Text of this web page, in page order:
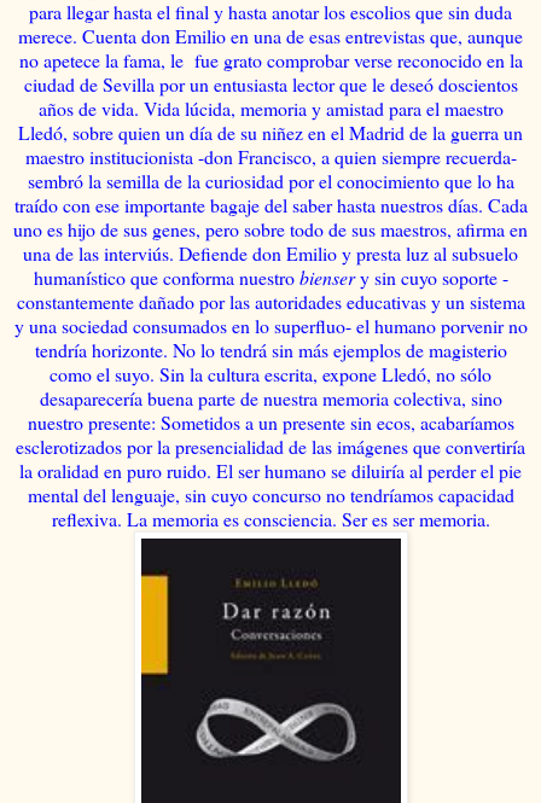
para llegar hasta el final y hasta anotar los escolios que sin duda
merece. Cuenta don Emilio en una de esas entrevistas que, aunque
no apetece la fama, le fue grato comprobar verse reconocido en la
ciudad de Sevilla por un entusiasta lector que le deseó doscientos
años de vida. Vida lúcida, memoria y amistad para el maestro
Lledó, sobre quien un día de su niñez en el Madrid de la guerra un
maestro institucionista -don Francisco, a quien siempre recuerda-
sembró la semilla de la curiosidad por el conocimiento que lo ha
traído con ese importante bagaje del saber hasta nuestros días. Cada
uno es hijo de sus genes, pero sobre todo de sus maestros, afirma en
una de las interviús. Defiende don Emilio y presta luz al subsuelo
humanístico que conforma nuestrobiensery sin cuyo soporte -
constantemente dañado por las autoridades educativas y un sistema
y una sociedad consumados en lo superfluo- el humano porvenir no
tendría horizonte. No lo tendrá sin más ejemplos de magisterio
como el suyo. Sin la cultura escrita, expone Lledó, no sólo
desaparecería buena parte de nuestra memoria colectiva, sino
nuestro presente: Sometidos a un presente sin ecos, acabaríamos
esclerotizados por la presencialidad de las imágenes que convertiría
la oralidad en puro ruido. El ser humano se diluiría al perder el pie
mental del lenguaje, sin cuyo concurso no tendríamos capacidad
reflexiva. La memoria es consciencia. Ser es ser memoria.